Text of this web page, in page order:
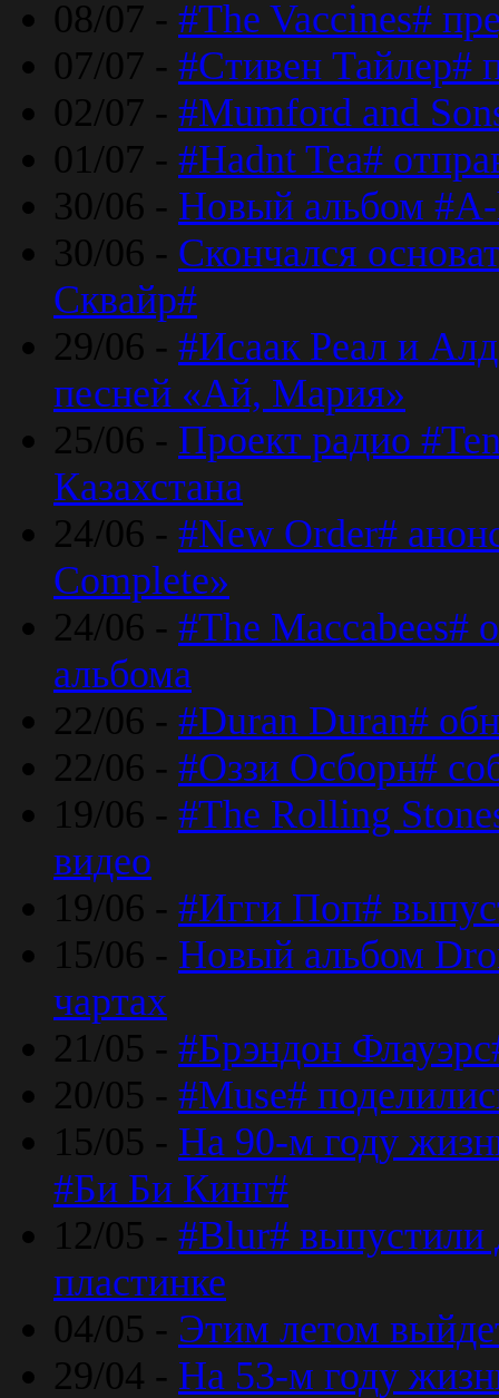
08/07 - #The Vaccines#
07/07 - #Стивен Тайлер#
02/07 - #Mumford and
01/07 - #Hadnt Tea#
30/06 - Новый альбом #A-
30/06 - Скончался
Сквайр#
29/06 - #Исаак Реал и
песней «Ай, Мария»
25/06 - Проект радио
Казахстана
24/06 - #New Order#
Complete»
24/06 - #The Maccabees#
альбома
22/06 - #Duran Duran#
22/06 - #Оззи Осборн#
19/06 - #The Rolling
видео
19/06 - #Игги Поп#
15/06 - Новый альбом
чартах
21/05 - #Брэндон
20/05 - #Muse#
15/05 - На 90-м году
#Би Би Кинг#
12/05 - #Blur# выпустили
пластинке
04/05 - Этим летом
29/04 - На 53-м году